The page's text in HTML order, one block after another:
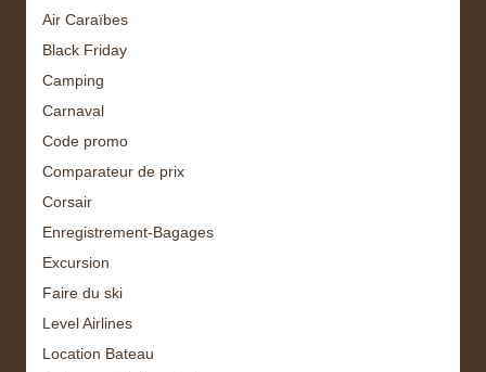
Air Caraïbes
Black Friday
Camping
Carnaval
Code promo
Comparateur de prix
Corsair
Enregistrement-Bagages
Excursion
Faire du ski
Level Airlines
Location Bateau